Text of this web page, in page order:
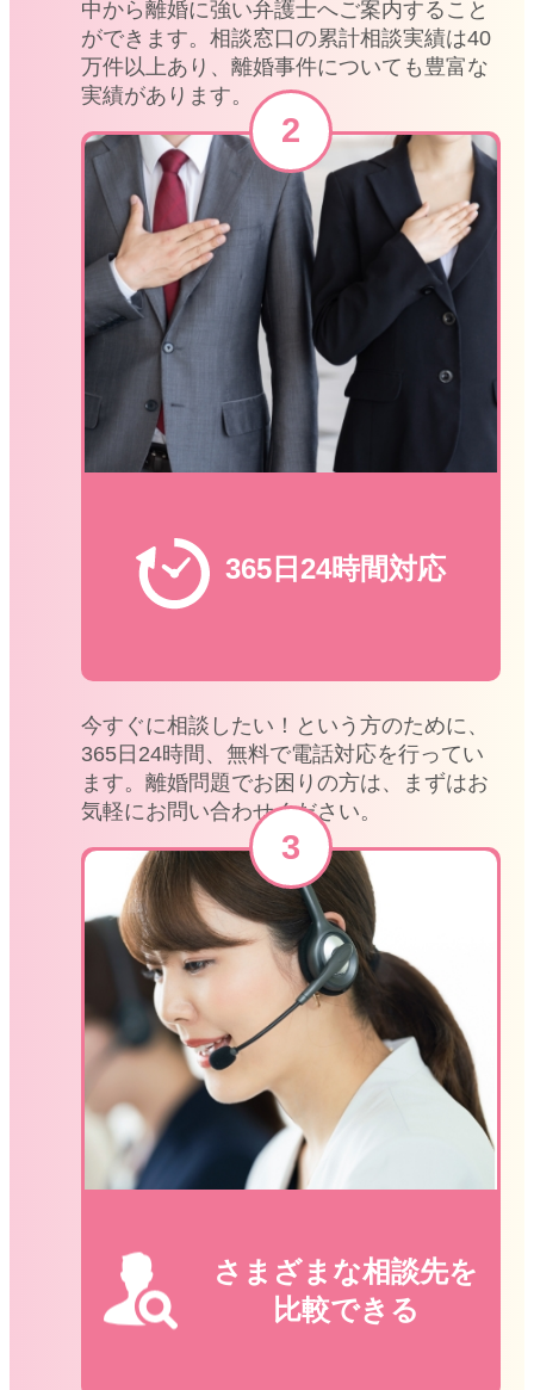
中から離婚に強い弁護士へご案内すること
ができます。相談窓口の累計相談実績は40
万件以上あり、離婚事件についても豊富な
実績があります。
365日24時間対応
今すぐに相談したい！という方のために、
365日24時間、無料で電話対応を行ってい
ます。離婚問題でお困りの方は、まずはお
気軽にお問い合わせください。
さまざまな相談先を
比較できる